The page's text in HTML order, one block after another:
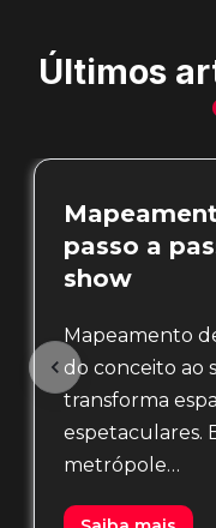
Últimos
passo a
show
Mapeamento
do conceito ao
transforma
espetaculares.
metrópole…